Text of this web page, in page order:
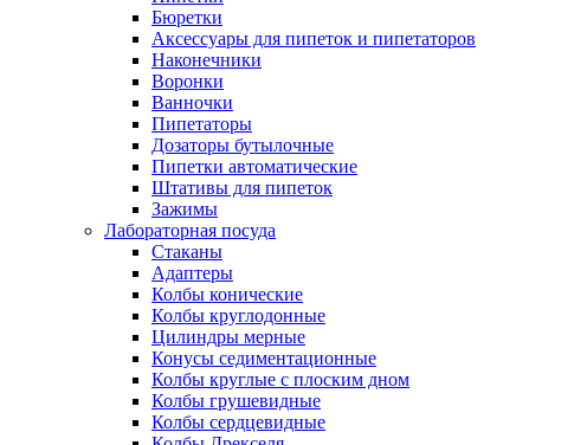
Бюретки
Аксессуары для пипеток и пипетаторов
Наконечники
Воронки
Ванночки
Пипетаторы
Дозаторы бутылочные
Пипетки автоматические
Штативы для пипеток
Зажимы
Лабораторная посуда
Стаканы
Адаптеры
Колбы конические
Колбы круглодонные
Цилиндры мерные
Конусы седиментационные
Колбы круглые с плоским дном
Колбы грушевидные
Колбы сердцевидные